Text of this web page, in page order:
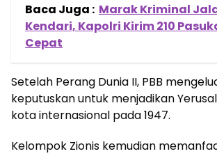
Baca Juga : Marak Kriminal
Kendari, Kapolri Kirim 210
Cepat
Setelah Perang Dunia II, PBB
keputuskan untuk menjadikan
kota internasional pada 1947.
Kelompok Zionis kemudian